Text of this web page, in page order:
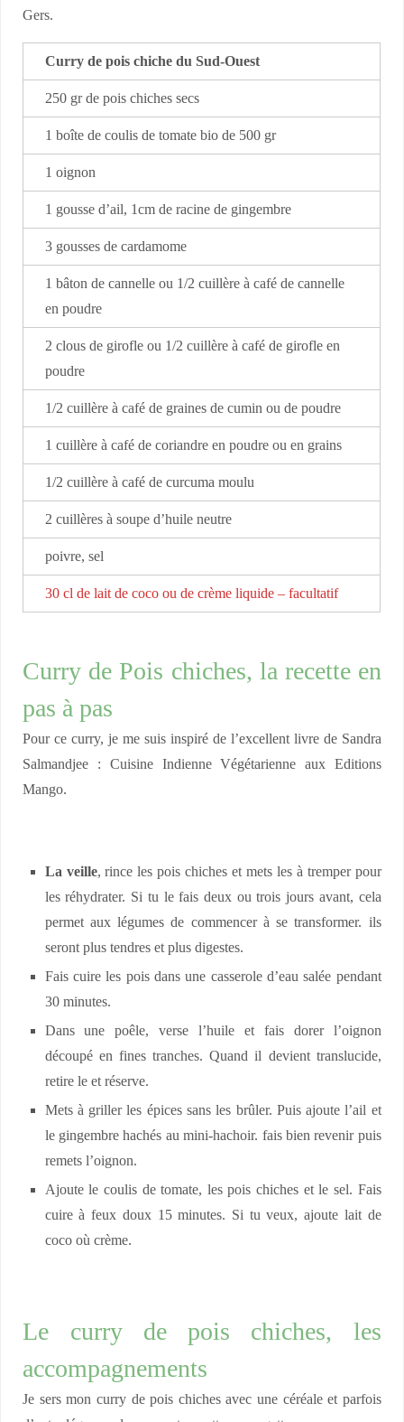
Gers.
Curry de pois chiche du Sud-Ouest
250 gr de pois chiches secs
1 boîte de coulis de tomate bio de 500 gr
1 oignon
1 gousse d’ail, 1cm de racine de gingembre
3 gousses de cardamome
1 bâton de cannelle ou 1/2 cuillère à café de cannelle
en poudre
2 clous de girofle ou 1/2 cuillère à café de girofle en
poudre
1/2 cuillère à café de graines de cumin ou de poudre
1 cuillère à café de coriandre en poudre ou en grains
1/2 cuillère à café de curcuma moulu
2 cuillères à soupe d’huile neutre
poivre, sel
30 cl de lait de coco ou de crème liquide – facultatif
Curry de Pois chiches, la recette en
pas à pas
Pour ce curry, je me suis inspiré de l’excellent livre de Sandra
Salmandjee : Cuisine Indienne Végétarienne aux Editions
Mango.
La veille, rince les pois chiches et mets les à tremper pour
les réhydrater. Si tu le fais deux ou trois jours avant, cela
permet aux légumes de commencer à se transformer. ils
seront plus tendres et plus digestes.
Fais cuire les pois dans une casserole d’eau salée pendant
30 minutes.
Dans une poêle, verse l’huile et fais dorer l’oignon
découpé en fines tranches. Quand il devient translucide,
retire le et réserve.
Mets à griller les épices sans les brûler. Puis ajoute l’ail et
le gingembre hachés au mini-hachoir. fais bien revenir puis
remets l’oignon.
Ajoute le coulis de tomate, les pois chiches et le sel. Fais
cuire à feux doux 15 minutes. Si tu veux, ajoute lait de
coco où crème.
Le curry de pois chiches, les
accompagnements
Je sers mon curry de pois chiches avec une céréale et parfois